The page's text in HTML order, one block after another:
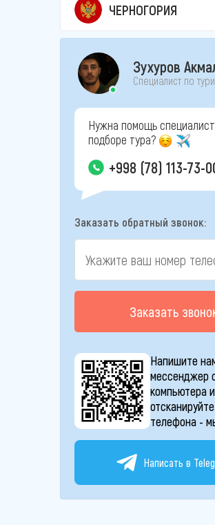
ЧЕРНОГОРИЯ
Зухуров
Специалист по
Нужна помощь
подборе тура?
+998 (78) 113-73-
Заказать обратный звонок:
Заказать
Напишите
мессенджер
компьютера
телефона -
Написать в